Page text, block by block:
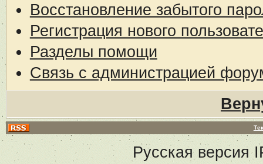
Восстановление забытого
Регистрация нового
Разделы помощи
Связь с администрацией
Русская версия